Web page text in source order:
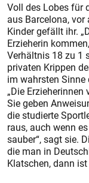
Voll des Lobes für
aus Barcelona,
Kinder gefällt ihr.
Erzieherin
Verhältnis 18 zu 1
privaten Krippen
im wahrsten Sinne
„Die Erzieherinnen
Sie geben
die studierte
raus, auch wenn
sauber“, sagt sie.
die man in
Klatschen, dann ist